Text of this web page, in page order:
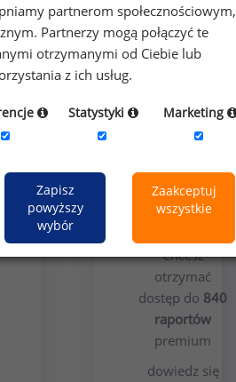
użytkowników
premium
Chcesz
otrzymać
dostęp do 840
raportów
premium
dowiedz się
partnerom społecznościowym,
Partnerzy mogą połączyć te
otrzymanymi od Ciebie lub
z ich usług.
Statystyki Marketing
Zapisz
powyższy
wybór
Zaakceptuj
wszystkie